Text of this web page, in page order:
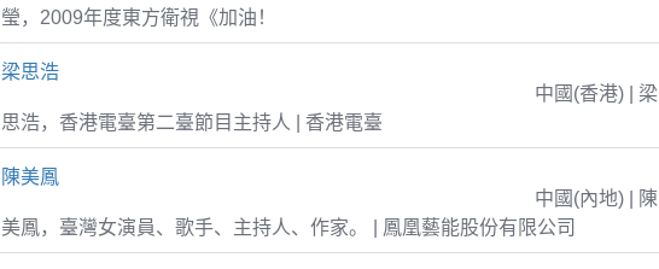
瑩，2009年度東方衛視《加油！
梁思浩
中國(香港) | 梁
思浩，香港電臺第二臺節目主持人 | 香港電臺
陳美鳳
中國(內地) | 陳
美鳳，臺灣女演員、歌手、主持人、作家。 | 鳳凰藝能股份有限公司